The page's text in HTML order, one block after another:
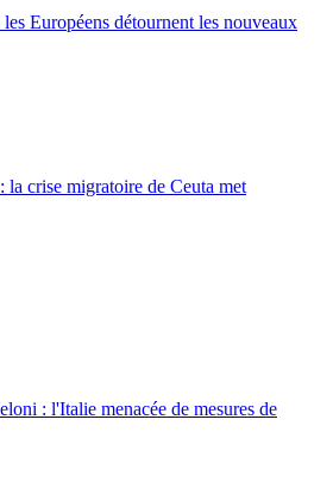
Européens détournent les nouveaux
la crise migratoire de Ceuta met
: l'Italie menacée de mesures de